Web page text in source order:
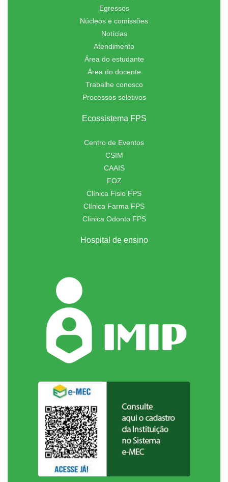
Egressos
Núcleos e comissões
Notícias
Atendimento
Área do estudante
Área do docente
Trabalhe conosco
Processos seletivos
Ecossistema FPS
Centro de Eventos
CSIM
CAAIS
FOZ
Clínica Fisio FPS
Clínica Farma FPS
Clínica Odonto FPS
Hospital de ensino